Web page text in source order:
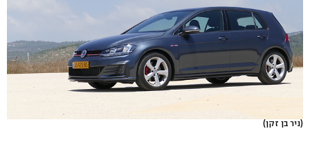
(ניר בן זקן)